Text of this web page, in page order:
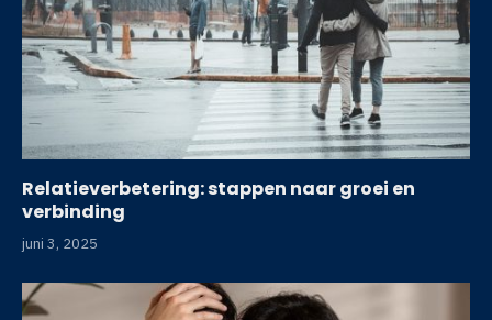
Relatieverbetering: stappen naar groei en
verbinding
juni 3, 2025